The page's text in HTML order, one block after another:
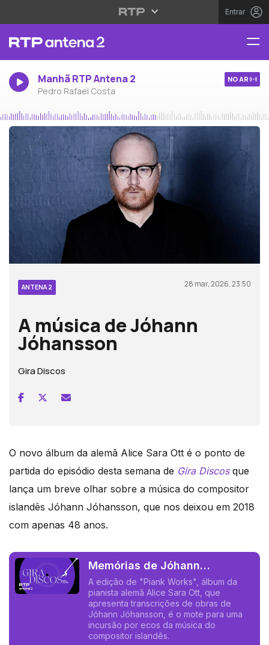
Entrar
Manhã RTP Antena 2
Pedro Rafael Costa
NO AR
ANTENA 2 28 mar, 2026, 23:50
A música de Jóhann
Jóhansson
Gira Discos
O novo álbum da alemã Alice Sara Ott é o ponto de
partida do episódio desta semana de Gira Discosque
lança um breve olhar sobre a música do compositor
islandês Jóhann Jóhansson, que nos deixou em 2018
com apenas 48 anos.
Memórias de Jóhann
Jóhansson
A edição de "Piank Works", álbum da
pianista alemã Alice Sara Ott, que
apresenta transcrições de obras de
Jóhann Jóhansson, é o mote para uma
incursão por ecos da música do
compositor islandês.